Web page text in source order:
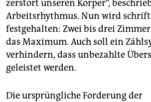
zerstört unseren Körper“,
Arbeitsrhythmus. Nun wird
festgehalten: Zwei bis drei
das Maximum. Auch soll ein
verhindern, dass unbezahlte
geleistet werden.
Die ursprüngliche Forderung der